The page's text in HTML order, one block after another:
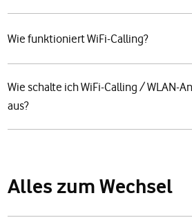
Wie funktioniert WiFi-Calling?
Wie schalte ich WiFi-Calling / WLAN-
aus?
Alles zum Wechsel